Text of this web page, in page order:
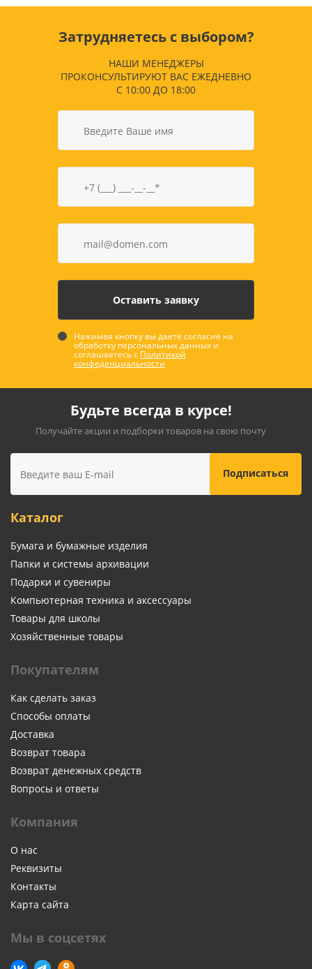
Затрудняетесь с выбором?
НАШИ МЕНЕДЖЕРЫ
ПРОКОНСУЛЬТИРУЮТ ВАС ЕЖЕДНЕВНО
С 10:00 ДО 18:00
Нажимая кнопку вы даете согласие на
обработку персональных данных и
соглашаетесь с Политикой
конфеденциальности
Будьте всегда в курсе!
Получайте акции и подборки товаров на свою почту
Каталог
Бумага и бумажные изделия
Папки и системы архивации
Подарки и сувениры
Компьютерная техника и аксессуары
Товары для школы
Хозяйственные товары
Покупателям
Как сделать заказ
Способы оплаты
Доставка
Возврат товара
Возврат денежных средств
Вопросы и ответы
Компания
О нас
Реквизиты
Контакты
Карта сайта
Мы в соцсетях